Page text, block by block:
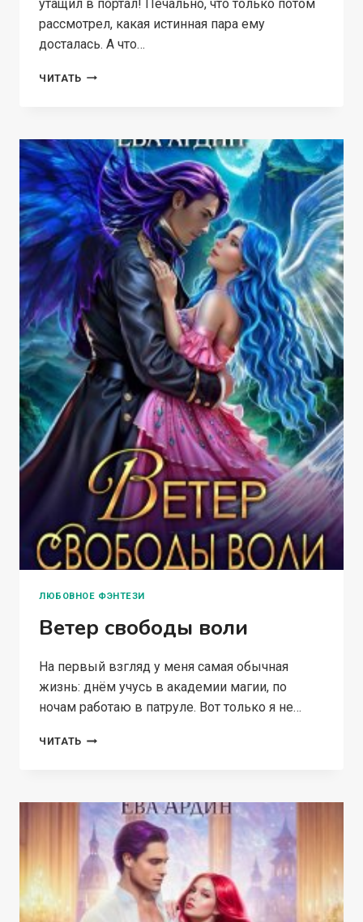
утащил в портал! Печально, что только потом
рассмотрел, какая истинная пара ему
досталась. А что…
ЧИТАТЬ КАК
И
ОТКРЫТЬ
СВОЕ
ДЕЛО
ЛЮБОВНОЕ ФЭНТЕЗИ
Ветер свободы воли
На первый взгляд у меня самая обычная
жизнь: днём учусь в академии магии, по
ночам работаю в патруле. Вот только я не…
ЧИТАТЬ ВЕТЕР